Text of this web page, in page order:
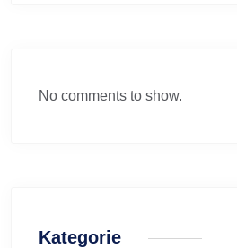
No comments to show.
Kategorie